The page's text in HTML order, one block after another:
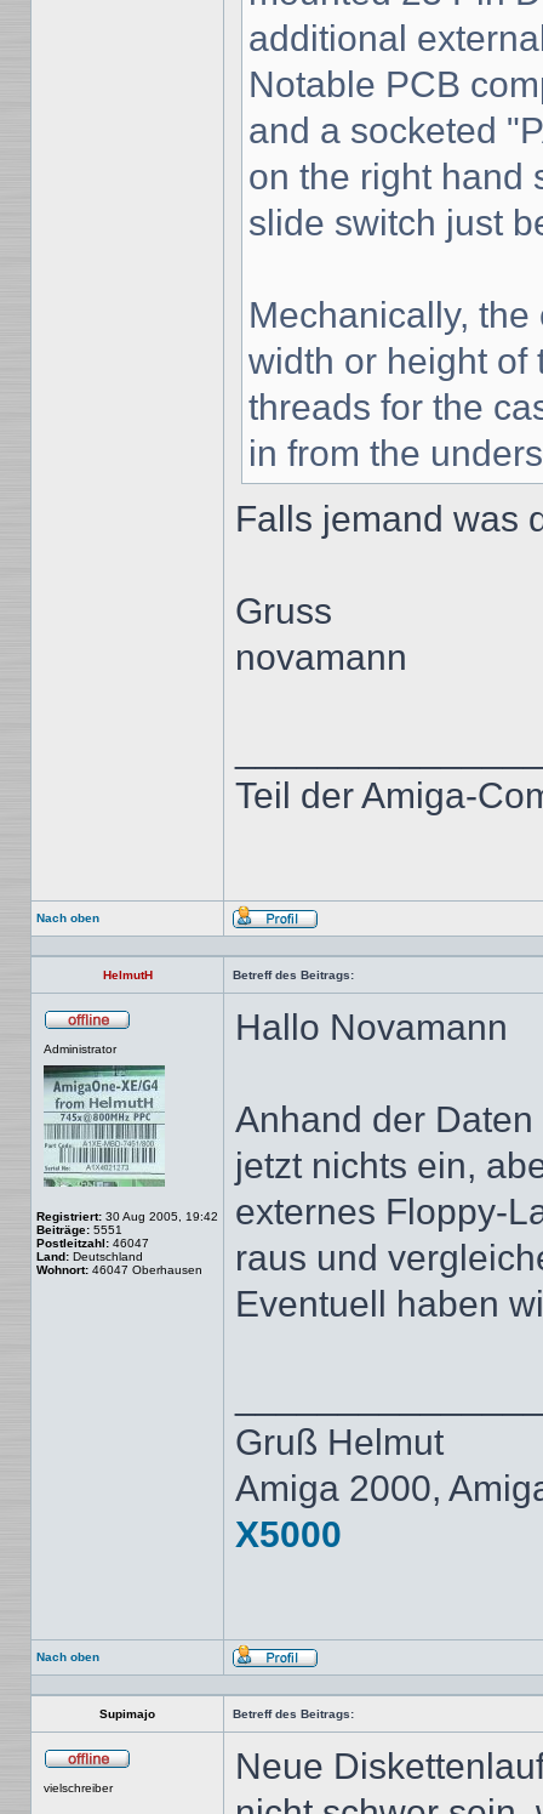
additional
Notable PCB
and a socketed
on the right hand
slide switch just
Mechanically,
width or height of
threads for the
in from the
Falls jemand was
Gruss
novamann
Teil der Amiga-
Nach oben
Profil
HelmutH Betreff des Beitrags:
Administrator
Registriert: 30 Aug 2005, 19:42
Beiträge: 5551
Postleitzahl: 46047
Land: Deutschland
Wohnort: 46047 Oberhausen
Hallo Novamann
Anhand der
jetzt nichts ein,
externes Floppy-
raus und
Eventuell haben
Gruß Helmut
Amiga 2000,
X5000
Nach oben
Profil
Supimajo Betreff des Beitrags:
vielschreiber
Neue